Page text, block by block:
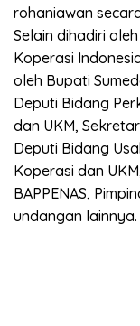
rohaniawan
Selain dihadiri
Koperasi
oleh Bupati
Deputi Bidang
dan UKM,
Deputi Bidang
Koperasi dan
BAPPENAS,
undangan lainnya.